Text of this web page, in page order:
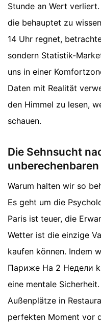
Stunde an Wert
die behauptet zu
14 Uhr regnet,
sondern Statistik-
uns in einer
Daten mit Realität
den Himmel zu lesen,
schauen.
Die Sehnsucht
unberechenbaren
Warum halten wir so
Es geht um die
Paris ist teuer, die
Wetter ist die einzige
kaufen können. Indem
Париже На 2 Недели
eine mentale
Außenplätze in
perfekten Moment vor